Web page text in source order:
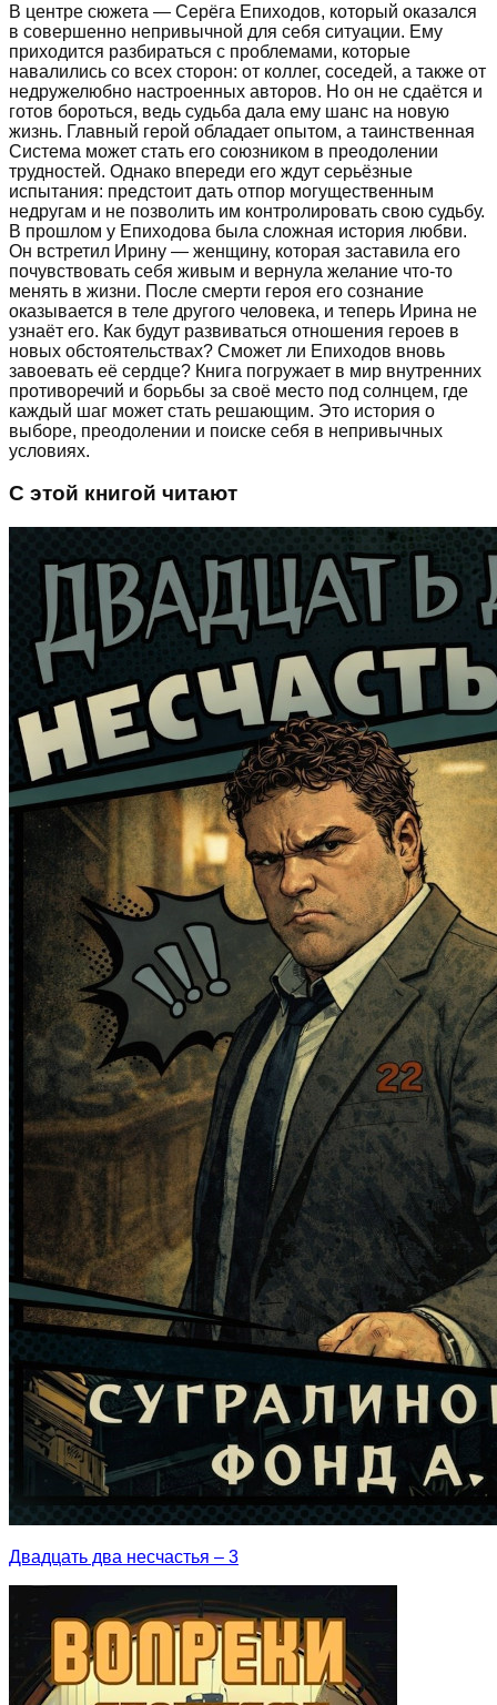
В центре сюжета — Серёга Епиходов, который оказался
в совершенно непривычной для себя ситуации. Ему
приходится разбираться с проблемами, которые
навалились со всех сторон: от коллег, соседей, а также от
недружелюбно настроенных авторов. Но он не сдаётся и
готов бороться, ведь судьба дала ему шанс на новую
жизнь. Главный герой обладает опытом, а таинственная
Система может стать его союзником в преодолении
трудностей. Однако впереди его ждут серьёзные
испытания: предстоит дать отпор могущественным
недругам и не позволить им контролировать свою судьбу.
В прошлом у Епиходова была сложная история любви.
Он встретил Ирину — женщину, которая заставила его
почувствовать себя живым и вернула желание что-то
менять в жизни. После смерти героя его сознание
оказывается в теле другого человека, и теперь Ирина не
узнаёт его. Как будут развиваться отношения героев в
новых обстоятельствах? Сможет ли Епиходов вновь
завоевать её сердце? Книга погружает в мир внутренних
противоречий и борьбы за своё место под солнцем, где
каждый шаг может стать решающим. Это история о
выборе, преодолении и поиске себя в непривычных
условиях.
С этой книгой читают
Двадцать два несчастья – 3